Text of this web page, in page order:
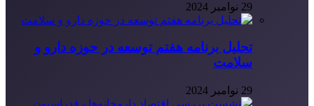
29 نوامبر 2024
تحلیل برنامه هفتم توسعه در حوزه دارو و
سلامت
29 نوامبر 2024